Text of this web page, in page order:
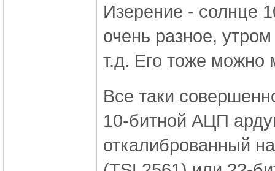
Изерение - солнце
очень разное,
т.д. Его тоже можно
Все таки
10-битной АЦП
откалиброванный